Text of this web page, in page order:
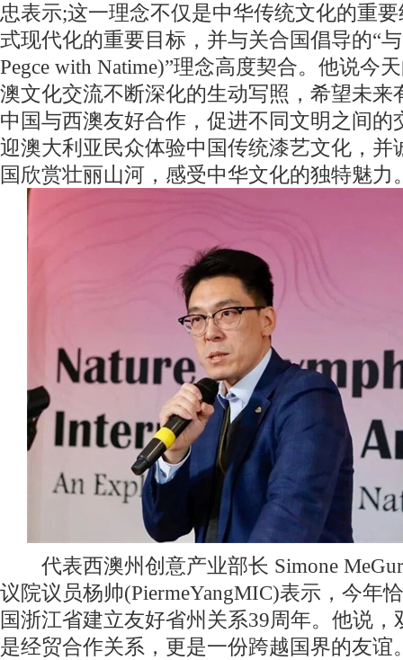
忠表示;这一理念不仅是中华传统文化的重
式现代化的重要目标，并与关合国倡导的“
Pegce with Natime)”理念高度契合。他说今
澳文化交流不断深化的生动写照，希望未来
中国与西澳友好合作，促进不同文明之间的
迎澳大利亚民众体验中国传统漆艺文化，并
国欣赏壮丽山河，感受中华文化的独特魅力
代表西澳州创意产业部长 Simone
议院议员杨帅(PiermeYangMIC)表示，今年
国浙江省建立友好省州关系39周年。他说
是经贸合作关系，更是一份跨越国界的友谊